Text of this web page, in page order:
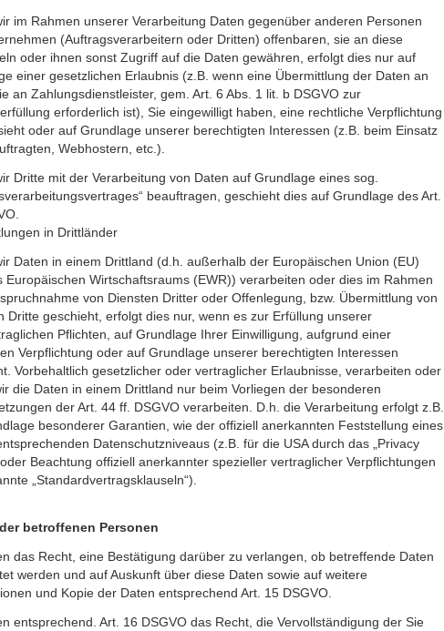
im Rahmen unserer Verarbeitung Daten gegenüber anderen Personen
(Auftragsverarbeitern oder Dritten) offenbaren, sie an diese
oder ihnen sonst Zugriff auf die Daten gewähren, erfolgt dies nur auf
einer gesetzlichen Erlaubnis (z.B. wenn eine Übermittlung der Daten an
an Zahlungsdienstleister, gem. Art. 6 Abs. 1 lit. b DSGVO zur
erforderlich ist), Sie eingewilligt haben, eine rechtliche Verpflichtung
oder auf Grundlage unserer berechtigten Interessen (z.B. beim Einsatz
Webhostern, etc.).
Dritte mit der Verarbeitung von Daten auf Grundlage eines sog.
beauftragen, geschieht dies auf Grundlage des Art.
in Drittländer
Daten in einem Drittland (d.h. außerhalb der Europäischen Union (EU)
Europäischen Wirtschaftsraums (EWR)) verarbeiten oder dies im Rahmen
von Diensten Dritter oder Offenlegung, bzw. Übermittlung von
Dritte geschieht, erfolgt dies nur, wenn es zur Erfüllung unserer
Pflichten, auf Grundlage Ihrer Einwilligung, aufgrund einer
Verpflichtung oder auf Grundlage unserer berechtigten Interessen
Vorbehaltlich gesetzlicher oder vertraglicher Erlaubnisse, verarbeiten oder
die Daten in einem Drittland nur beim Vorliegen der besonderen
der Art. 44 ff. DSGVO verarbeiten. D.h. die Verarbeitung erfolgt z.B.
besonderer Garantien, wie der offiziell anerkannten Feststellung eines
Datenschutzniveaus (z.B. für die USA durch das „Privacy
Beachtung offiziell anerkannter spezieller vertraglicher Verpflichtungen
„Standardvertragsklauseln“).
betroffenen Personen
das Recht, eine Bestätigung darüber zu verlangen, ob betreffende Daten
werden und auf Auskunft über diese Daten sowie auf weitere
und Kopie der Daten entsprechend Art. 15 DSGVO.
entsprechend. Art. 16 DSGVO das Recht, die Vervollständigung der Sie